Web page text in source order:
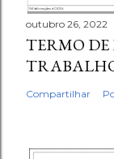
outubro 26, 2022
TERMO DE
Compartilhar